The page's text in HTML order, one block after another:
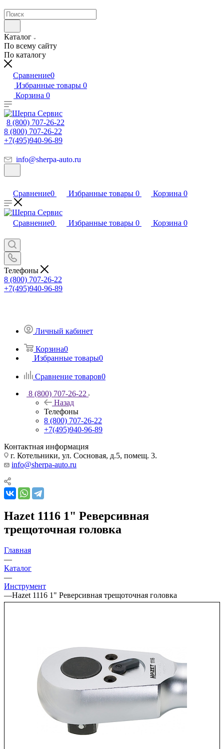
Каталог
По всему сайту
По каталогу
Сравнение0
Избранные товары 0
Корзина 0
8 (800) 707-26-22
8 (800) 707-26-22
+7(495)940-96-89
info@sherpa-auto.ru
Сравнение0 Избранные товары 0 Корзина 0
Сравнение0 Избранные товары 0 Корзина 0
Телефоны
8 (800) 707-26-22
+7(495)940-96-89
Личный кабинет
Корзина0
Избранные товары0
Сравнение товаров0
8 (800) 707-26-22
Назад
Телефоны
8 (800) 707-26-22
+7(495)940-96-89
Контактная информация
г. Котельники, ул. Сосновая, д.5, помещ. 3.
info@sherpa-auto.ru
Hazet 1116 1" Реверсивная
трещоточная головка
Главная
—
Каталог
—
Инструмент
—Hazet 1116 1" Реверсивная трещоточная головка